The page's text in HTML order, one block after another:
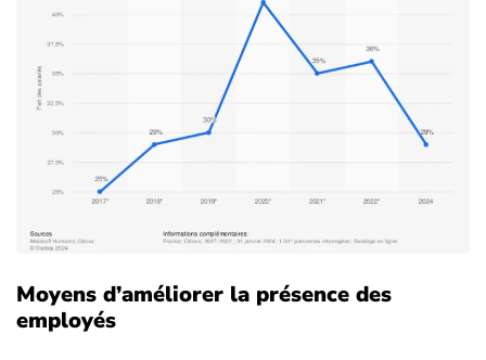
Moyens d’améliorer la présence des
employés